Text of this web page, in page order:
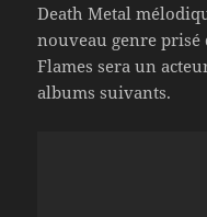
Death Metal
nouveau genre
Flames sera un
albums suivants.